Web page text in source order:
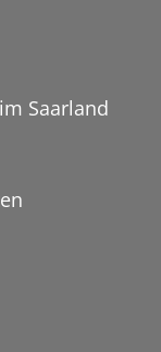
Saarland